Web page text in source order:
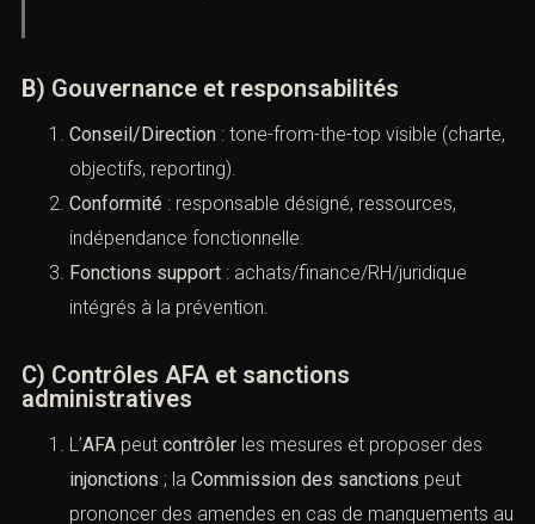
Anticorruption )
B) Gouvernance et responsabilités
Conseil/Direction: tone-from-the-top visible
(charte, objectifs, reporting).
Conformité: responsable désigné, ressources,
Fonctions support: achats/finance/RH/juridique
intégrés à la prévention.
C) Contrôles AFA et sanctions
administratives